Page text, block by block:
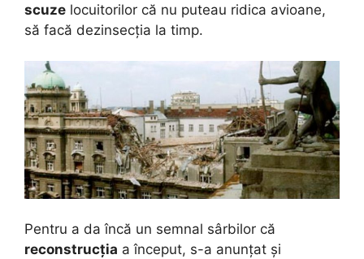
scuze locuitorilor că nu puteau ridica avioane,
să facă dezinsecția la timp.
Pentru a da încă un semnal sârbilor că
reconstrucția a început, s-a anunțat și